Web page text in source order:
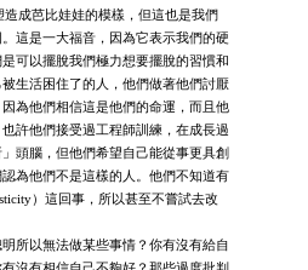
造成芭比娃娃的模樣，但這也是我們
這是一大福音，因為它表示我們的硬
可以擺脫我們極力想要擺脫的習慣和
生活困住了的人，他們做著他們討厭
為他們相信這是他們的命運，而且他
許他們接受過工程師訓練，在成長過
頭腦，但他們希望自己能從事更具創
為他們不是這樣的人。他們不知道有
）這回事，所以甚至不嘗試去改
以無法做某些事情？你有沒有給自